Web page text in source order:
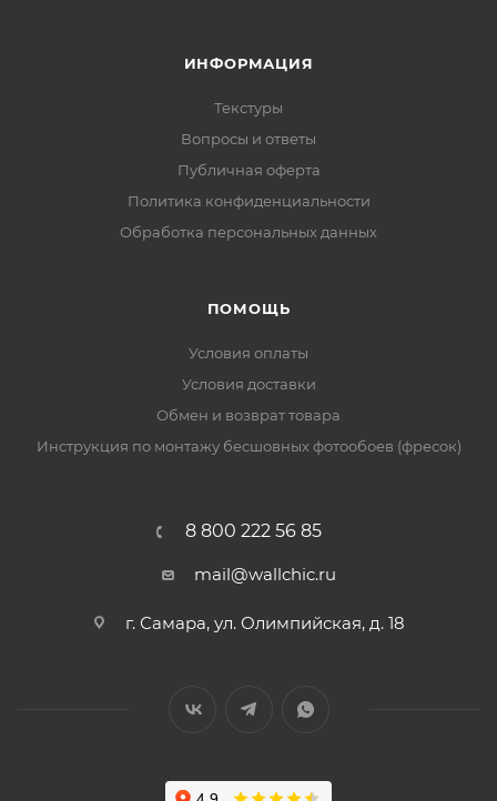
ИНФОРМАЦИЯ
Текстуры
Вопросы и ответы
Публичная оферта
Политика конфиденциальности
Обработка персональных данных
ПОМОЩЬ
Условия оплаты
Условия доставки
Обмен и возврат товара
Инструкция по монтажу бесшовных фотообоев (фресок)
8 800 222 56 85
mail@wallchic.ru
г. Самара, ул. Олимпийская, д. 18